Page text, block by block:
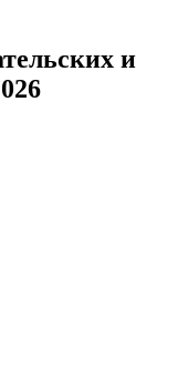
и